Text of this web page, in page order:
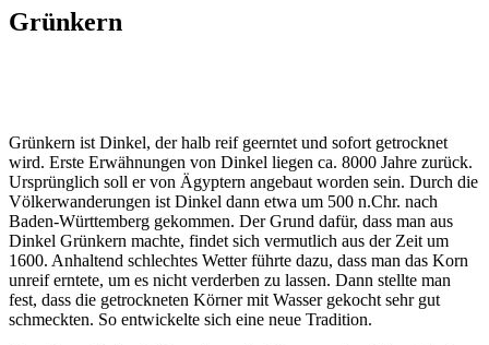
Grünkern
Grünkern ist Dinkel, der halb reif geerntet und sofort getrocknet
wird. Erste Erwähnungen von Dinkel liegen ca. 8000 Jahre zurück.
Ursprünglich soll er von Ägyptern angebaut worden sein. Durch die
Völkerwanderungen ist Dinkel dann etwa um 500 n.Chr. nach
Baden-Württemberg gekommen. Der Grund dafür, dass man aus
Dinkel Grünkern machte, findet sich vermutlich aus der Zeit um
1600. Anhaltend schlechtes Wetter führte dazu, dass man das Korn
unreif erntete, um es nicht verderben zu lassen. Dann stellte man
fest, dass die getrockneten Körner mit Wasser gekocht sehr gut
schmeckten. So entwickelte sich eine neue Tradition.